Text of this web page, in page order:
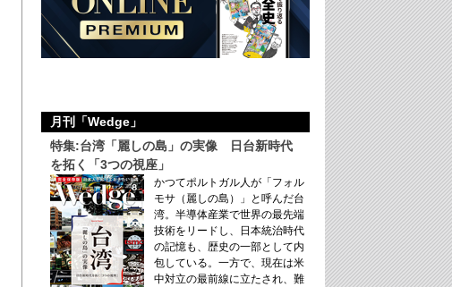
月刊「Wedge」
特集:台湾「麗しの島」の実像 日台新時代
を拓く「3つの視座」
かつてポルトガル人が「フォル
モサ（麗しの島）」と呼んだ台
湾。半導体産業で世界の最先端
技術をリードし、日本統治時代
の記憶も、歴史の一部として内
包している。一方で、現在は米
中対立の最前線に立たされ、難